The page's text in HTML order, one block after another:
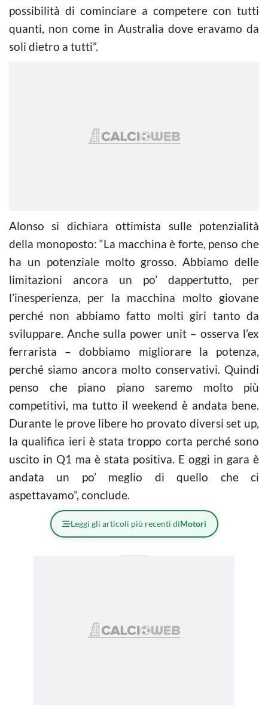
possibilità di cominciare a competere con tutti
quanti, non come in Australia dove eravamo da
soli dietro a tutti”.
Alonso si dichiara ottimista sulle potenzialità
della monoposto: “La macchina è forte, penso che
ha un potenziale molto grosso. Abbiamo delle
limitazioni ancora un po’ dappertutto, per
l’inesperienza, per la macchina molto giovane
perché non abbiamo fatto molti giri tanto da
sviluppare. Anche sulla power unit – osserva l’ex
ferrarista – dobbiamo migliorare la potenza,
perché siamo ancora molto conservativi. Quindi
penso che piano piano saremo molto più
competitivi, ma tutto il weekend è andata bene.
Durante le prove libere ho provato diversi set up,
la qualifica ieri è stata troppo corta perché sono
uscito in Q1 ma è stata positiva. E oggi in gara è
andata un po’ meglio di quello che ci
aspettavamo”, conclude.
Leggi gli articoli più recenti diMotori